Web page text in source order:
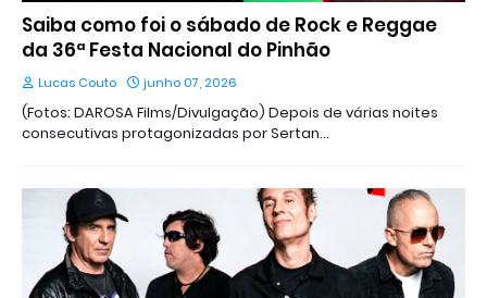
Saiba como foi o sábado de Rock e Reggae
da 36ª Festa Nacional do Pinhão
Lucas Couto junho 07, 2026
(Fotos: DAROSA Films/Divulgação) Depois de várias noites
consecutivas protagonizadas por Sertan…